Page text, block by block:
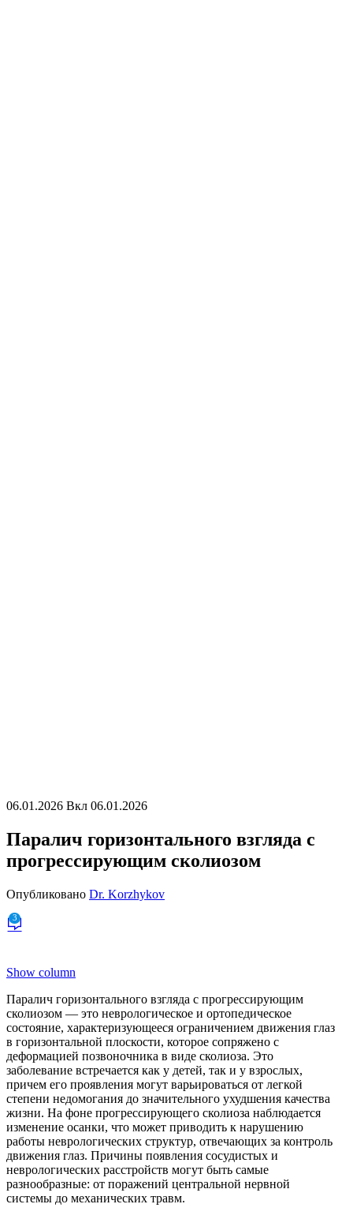
06.01.2026 Вкл 06.01.2026
Паралич горизонтального взгляда с
прогрессирующим сколиозом
Опубликовано Dr. Korzhykov
3
Show column
Паралич горизонтального взгляда с прогрессирующим
сколиозом — это неврологическое и ортопедическое
состояние, характеризующееся ограничением движения глаз
в горизонтальной плоскости, которое сопряжено с
деформацией позвоночника в виде сколиоза. Это
заболевание встречается как у детей, так и у взрослых,
причем его проявления могут варьироваться от легкой
степени недомогания до значительного ухудшения качества
жизни. На фоне прогрессирующего сколиоза наблюдается
изменение осанки, что может приводить к нарушению
работы неврологических структур, отвечающих за контроль
движения глаз. Причины появления сосудистых и
неврологических расстройств могут быть самые
разнообразные: от поражений центральной нервной
системы до механических травм.